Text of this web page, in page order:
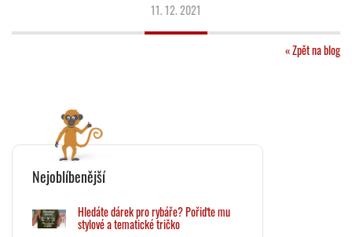
11. 12. 2021
« Zpět na blog
Nejoblíbenější
Hledáte dárek pro rybáře? Pořiďte mu
stylové a tematické tričko